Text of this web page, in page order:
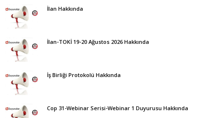
İlan Hakkında
İlan-TOKİ 19-20 Ağustos 2026 Hakkında
İş Birliği Protokolü Hakkında
Cop 31-Webinar Serisi-Webinar 1 Duyurusu Hakkında